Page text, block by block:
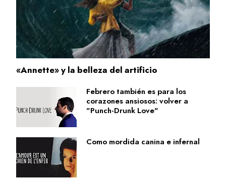
«Annette» y la belleza del artificio
Febrero también es para los
corazones ansiosos: volver a
"Punch-Drunk Love"
Como mordida canina e infernal